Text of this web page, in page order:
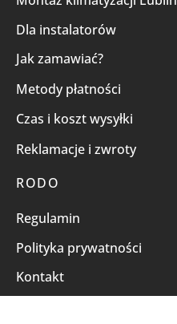
Dla instalatorów
Jak zamawiać?
Metody płatności
Czas i koszt wysyłki
Reklamacje i zwroty
RODO
Regulamin
Polityka prywatności
Kontakt